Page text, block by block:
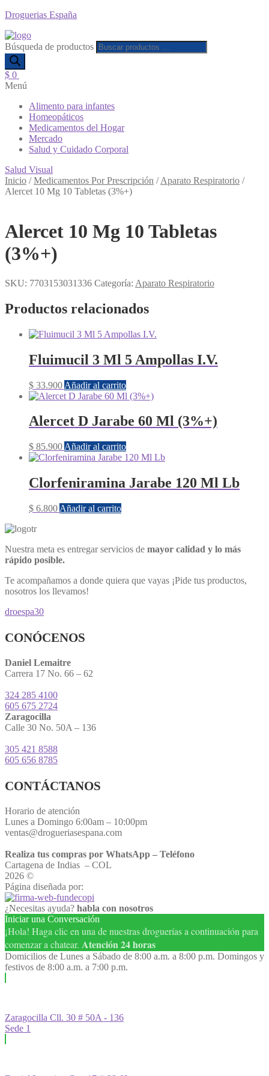
Droguerias España
Búsqueda de productos
$ 0
Menú
Alimento para infantes
Homeopáticos
Medicamentos del Hogar
Mercado
Salud y Cuidado Corporal
Salud Visual
Inicio /Medicamentos Por Prescripción /Aparato Respiratorio /
Alercet 10 Mg 10 Tabletas (3%+)
Alercet 10 Mg 10 Tabletas
(3%+)
SKU: 7703153031336 Categoría: Aparato Respiratorio
Productos relacionados
Fluimucil 3 Ml 5 Ampollas I.V.
$ 33.900 Añadir al carrito
Alercet D Jarabe 60 Ml (3%+)
$ 85.900 Añadir al carrito
Clorfeniramina Jarabe 120 Ml Lb
$ 6.800 Añadir al carrito
Nuestra meta es entregar servicios de mayor calidad y lo más
rápido posible.
Te acompañamos a donde quiera que vayas ¡Pide tus productos,
nosotros los llevamos!
droespa30
CONÓCENOS
Daniel Lemaitre
Carrera 17 No. 66 – 62
324 285 4100
605 675 2724
Zaragocilla
Calle 30 No. 50A – 136
305 421 8588
605 656 8785
CONTÁCTANOS
Horario de atención
Lunes a Domingo 6:00am – 10:00pm
ventas@drogueriasespana.com
Realiza tus compras por WhatsApp – Teléfono
Cartagena de Indias – COL
2026 ©
Página diseñada por:
¿Necesitas ayuda? habla con nosotros
Iniciar una Conversación
¡Hola! Haga clic en una de nuestras droguerías a continuación para
comenzar a chatear. Atención 24 horas
Domicilios de Lunes a Sábado de 8:00 a.m. a 8:00 p.m. Domingos y
festivos de 8:00 a.m. a 7:00 p.m.
Zaragocilla Cll. 30 # 50A - 136
Sede 1